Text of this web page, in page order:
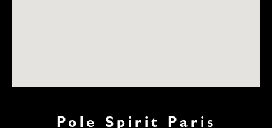
Pole Spirit Paris